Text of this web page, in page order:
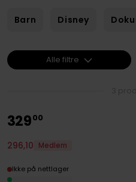
Barn Disney
32900
296,10 Medlem
Ikke på nettlager
Alle filtre